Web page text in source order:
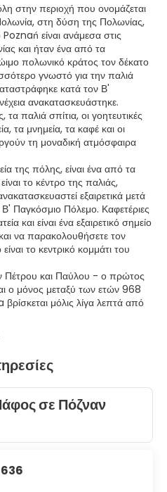
στην περιοχή που ονομάζεται
στη δύση της Πολωνίας,
είναι ανάμεσα στις
και ήταν ένα από τα
πολωνικό κράτος τον δέκατο
γνωστό για την παλιά
κατά τον Β'
ανακατασκευάστηκε.
παλιά σπίτια, οι γοητευτικές
τα μνημεία, τα καφέ και οι
τη μοναδική ατμόσφαιρα
της πόλης, είναι ένα από τα
το κέντρο της παλιάς,
εξαιρετικά μετά
Παγκόσμιο Πόλεμο. Καφετέριες
και είναι ένα εξαιρετικό σημείο
να παρακολουθήσετε τον
το κεντρικό κομμάτι του
Πέτρου και Παύλου - ο πρώτος
ο μόνος μεταξύ των ετών 968
μόλις λίγα λεπτά από
σε Πόζναν